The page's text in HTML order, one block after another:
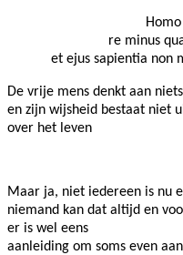
re minus
et ejus sapientia non
De vrije mens denkt aan
en zijn wijsheid bestaat niet
over het leven
Maar ja, niet iedereen is nu
niemand kan dat altijd en
er is wel eens
aanleiding om soms even